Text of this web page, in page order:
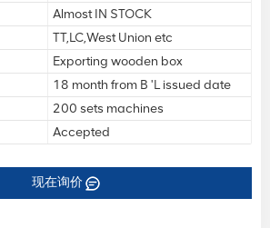
Almost IN STOCK
TT,LC,West Union etc
Exporting wooden box
18 month from B 'L issued date
200 sets machines
Accepted
现在询价